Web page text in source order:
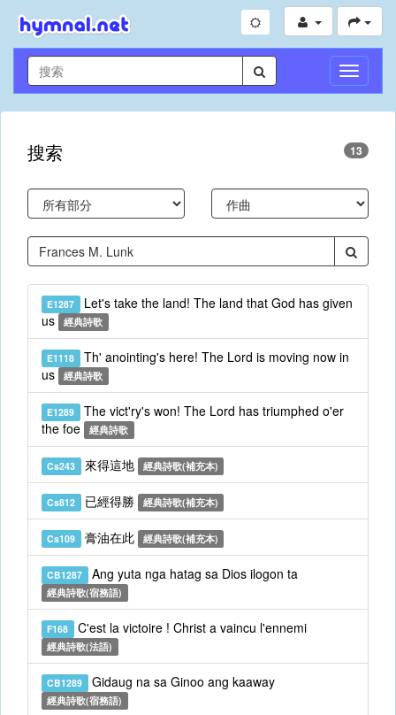
切
換
導
搜索 13
E1287 Let's take the land! The land that God has given
us
經典詩歌
E1118 Th' anointing's here! The Lord is moving now in
us
經典詩歌
E1289 The vict'ry's won! The Lord has triumphed o'er
the foe
經典詩歌
Cs243 來得這地 經典詩歌(補充本)
Cs812 已經得勝 經典詩歌(補充本)
Cs109 膏油在此 經典詩歌(補充本)
CB1287 Ang yuta nga hatag sa Dios ilogon ta
經典詩歌(宿務語)
F168 C'est la victoire ! Christ a vaincu l'ennemi
經典詩歌(法語)
CB1289 Gidaug na sa Ginoo ang kaaway
經典詩歌(宿務語)